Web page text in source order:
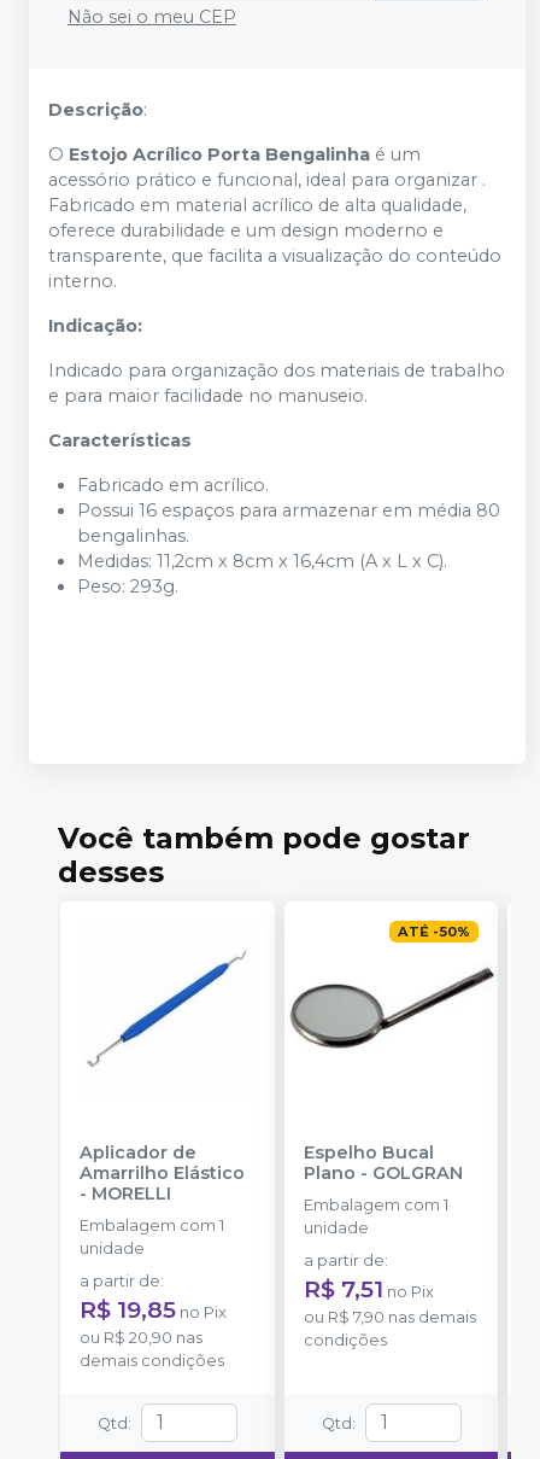
Não sei o meu CEP
Descrição:
O Estojo Acrílico Porta Bengalinha é um
acessório prático e funcional, ideal para organizar .
Fabricado em material acrílico de alta qualidade,
oferece durabilidade e um design moderno e
transparente, que facilita a visualização do conteúdo
interno.
Indicação:
Indicado para organização dos materiais de trabalho
e para maior facilidade no manuseio.
Características
Fabricado em acrílico.
Possui 16 espaços para armazenar em média 80
bengalinhas.
Medidas: 11,2cm x 8cm x 16,4cm (A x L x C).
Peso: 293g.
Você também pode gostar
desses
Aplicador de
Amarrilho Elástico
- MORELLI
Embalagem com 1
unidade
a partir de:
R$ 19,85 no Pix
ou R$ 20,90 nas
demais condições
Qtd :
ATÉ -50%
Espelho Bucal
Plano - GOLGRAN
Embalagem com 1
unidade
a partir de:
R$ 7,51 no Pix
ou R$ 7,90 nas demais
condições
Qtd :